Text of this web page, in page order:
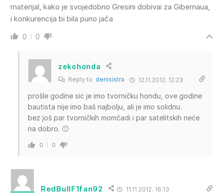
materijal, kako je svojedobno Gresini dobivai za Gibernaua,
i konkurencija bi bila puno jača
0 0
zekohonda
Reply to denisistra 12.11.2012. 12:23
prošle godine sic je imo tvorničku hondu, ove godine
bautista nije imo baš najbolju, ali je imo solidnu.
bez još par tvorničkih momčadi i par satelitskih neće
na dobro. 🙁
0 0
RedBullF1fan92 11.11.2012. 16:13